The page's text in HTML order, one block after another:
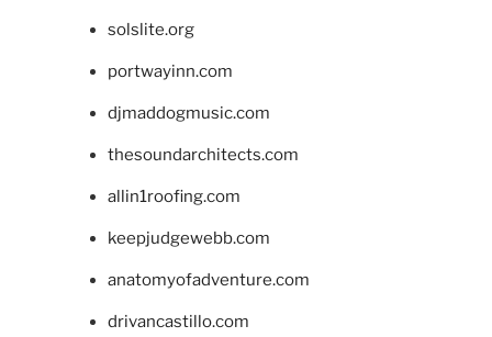
solslite.org
portwayinn.com
djmaddogmusic.com
thesoundarchitects.com
allin1roofing.com
keepjudgewebb.com
anatomyofadventure.com
drivancastillo.com